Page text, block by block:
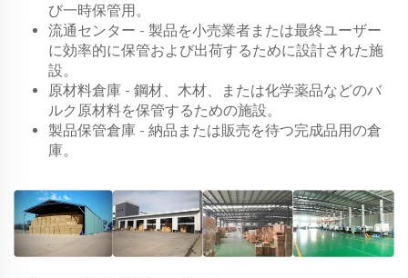
び一時保管用。
流通センター - 製品を小売業者または最終ユーザー
に効率的に保管および出荷するために設計された施
設。
原材料倉庫 - 鋼材、木材、または化学薬品などのバ
ルク原材料を保管するための施設。
製品保管倉庫 - 納品または販売を待つ完成品用の倉
庫。